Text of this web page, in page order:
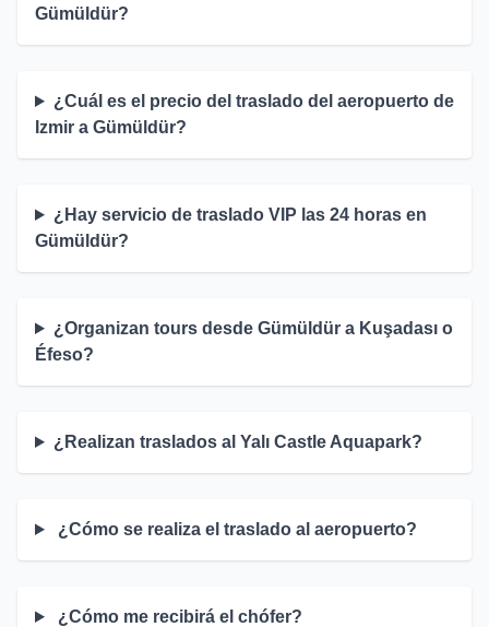
Gümüldür?
¿Cuál es el precio del traslado del aeropuerto de
Izmir a Gümüldür?
¿Hay servicio de traslado VIP las 24 horas en
Gümüldür?
¿Organizan tours desde Gümüldür a Kuşadası o
Éfeso?
¿Realizan traslados al Yalı Castle Aquapark?
¿Cómo se realiza el traslado al aeropuerto?
¿Cómo me recibirá el chófer?